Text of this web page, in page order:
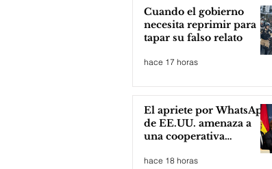
Cuando el gobierno
necesita reprimir para
tapar su falso relato
hace 17 horas
El apriete por WhatsApp
de EE.UU. amenaza a
una cooperativa
argentina para boicotear
a Huawei
hace 18 horas